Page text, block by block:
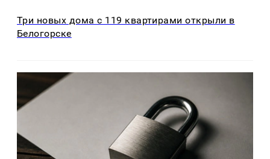
Три новых дома с 119 квартирами открыли в
Белогорске